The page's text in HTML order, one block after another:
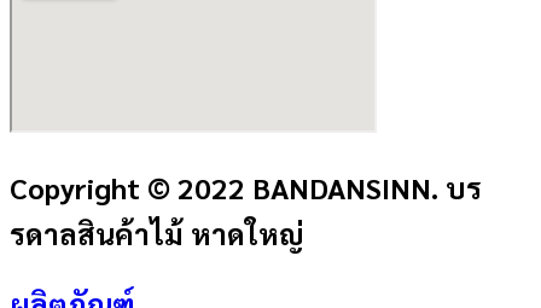
Copyright © 2022 BANDANSINN. บร
รดาลสินค้าไม้ หาดใหญ่